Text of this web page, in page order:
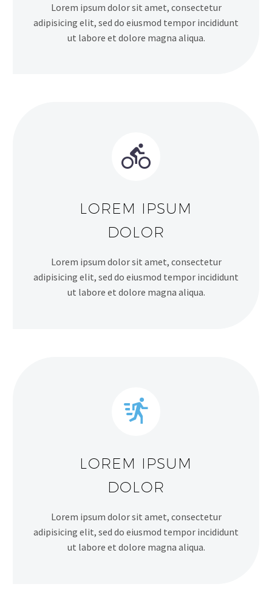
Lorem ipsum dolor sit amet, consectetur
adipisicing elit, sed do eiusmod tempor incididunt
ut labore et dolore magna aliqua.


LOREM IPSUM
DOLOR
Lorem ipsum dolor sit amet, consectetur
adipisicing elit, sed do eiusmod tempor incididunt
ut labore et dolore magna aliqua.


LOREM IPSUM
DOLOR
Lorem ipsum dolor sit amet, consectetur
adipisicing elit, sed do eiusmod tempor incididunt
ut labore et dolore magna aliqua.